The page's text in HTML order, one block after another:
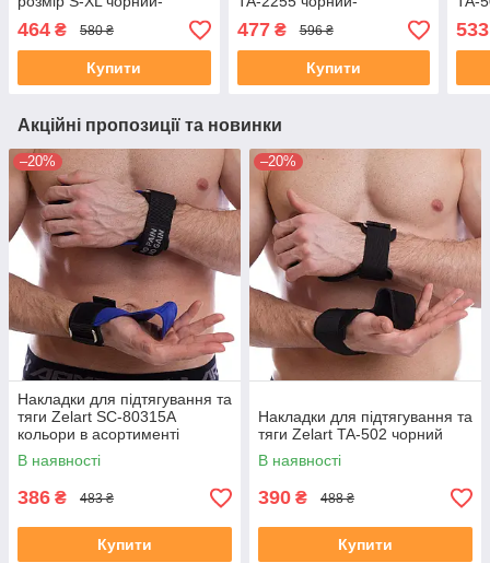
салатовий
464 ₴ 580 ₴
Купити
коричневий
477₴ 596 ₴
Купити
533
Акційні пропозиції та новинки
–20%
Накладки для підтягування та
тяги Zelart SC-80315A
кольори в асортименті
В наявності
386 ₴ 483 ₴
Купити
–20%
Накладки для підтягування та
тяги Zelart TA-502 чорний
В наявності
390 ₴ 488 ₴
Купити